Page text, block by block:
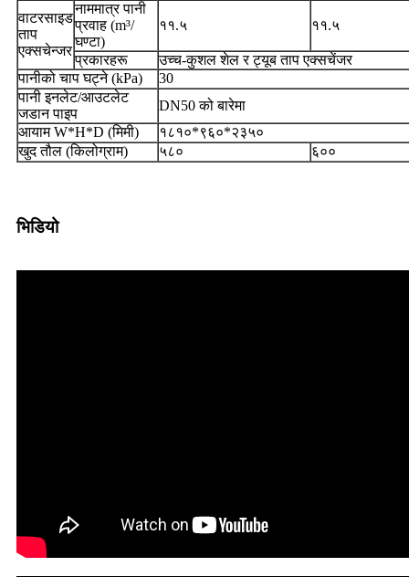
वाटरसाइड
ताप
एक्सचेन्जर
नाममात्र पानी
प्रवाह (m³/
घण्टा)
११.५ ११.५
प्रकारहरू
उच्च-कुशल शेल र ट्यूब ताप एक्सचेंजर
पानीको चाप घट्ने (kPa)
30
पानी इनलेट/आउटलेट
जडान पाइप
DN50 को बारेमा
आयाम W*H*D (मिमी)
१८१०*९६०*२३५०
खुद तौल (किलोग्राम)
५८० ६००
भिडियो